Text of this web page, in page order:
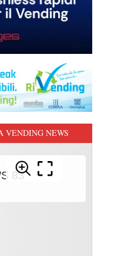
VENDING NEWS